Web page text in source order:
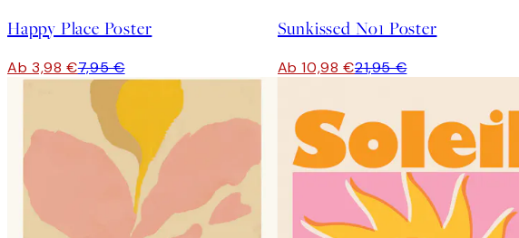
Happy Place Poster
Ab 3,98 €7,95 €
Sunkissed No1 Poster
Ab 10,98 €21,95 €